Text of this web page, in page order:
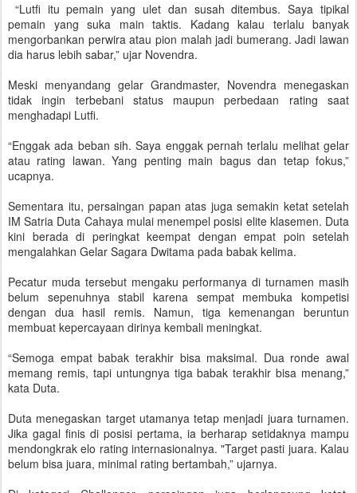
“Lutfi itu pemain yang ulet dan susah ditembus. Saya tipikal
pemain yang suka main taktis. Kadang kalau terlalu banyak
mengorbankan perwira atau pion malah jadi bumerang. Jadi lawan
dia harus lebih sabar,” ujar Novendra.
Meski menyandang gelar Grandmaster, Novendra menegaskan
tidak ingin terbebani status maupun perbedaan rating saat
menghadapi Lutfi.
“Enggak ada beban sih. Saya enggak pernah terlalu melihat gelar
atau rating lawan. Yang penting main bagus dan tetap fokus,”
ucapnya.
Sementara itu, persaingan papan atas juga semakin ketat setelah
IM Satria Duta Cahaya mulai menempel posisi elite klasemen. Duta
kini berada di peringkat keempat dengan empat poin setelah
mengalahkan Gelar Sagara Dwitama pada babak kelima.
Pecatur muda tersebut mengaku performanya di turnamen masih
belum sepenuhnya stabil karena sempat membuka kompetisi
dengan dua hasil remis. Namun, tiga kemenangan beruntun
membuat kepercayaan dirinya kembali meningkat.
“Semoga empat babak terakhir bisa maksimal. Dua ronde awal
memang remis, tapi untungnya tiga babak terakhir bisa menang,”
kata Duta.
Duta menegaskan target utamanya tetap menjadi juara turnamen.
Jika gagal finis di posisi pertama, ia berharap setidaknya mampu
mendongkrak elo rating internasionalnya. "Target pasti juara. Kalau
belum bisa juara, minimal rating bertambah,” ujarnya.